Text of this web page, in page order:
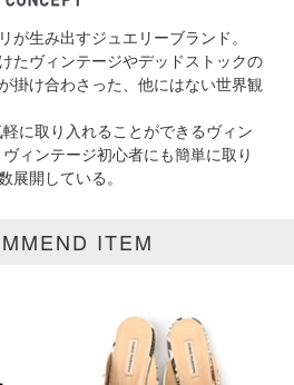
が生み出すジュエリーブランド。
たヴィンテージやデッドストックの
掛け合わさった、他にはない世界観
に取り入れることができるヴィン
ィンテージ初心者にも簡単に取り
展開している。
ITEM